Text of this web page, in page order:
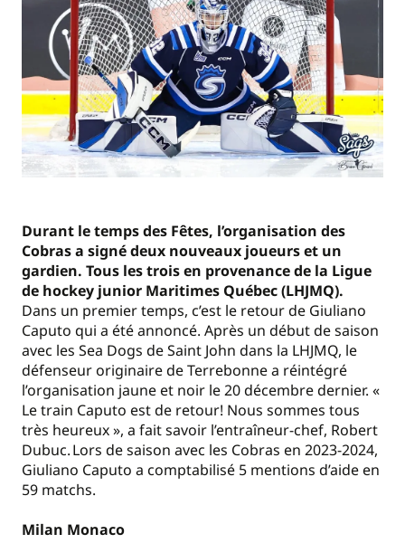
Durant le temps des Fêtes, l’organisation des
Cobras a signé deux nouveaux joueurs et un
gardien. Tous les trois en provenance de la Ligue
de hockey junior Maritimes Québec (LHJMQ).
Dans un premier temps, c’est le retour de Giuliano
Caputo qui a été annoncé. Après un début de saison
avec les Sea Dogs de Saint John dans la LHJMQ, le
défenseur originaire de Terrebonne a réintégré
l’organisation jaune et noir le 20 décembre dernier. «
Le train Caputo est de retour! Nous sommes tous
très heureux », a fait savoir l’entraîneur-chef, Robert
Dubuc. Lors de saison avec les Cobras en 2023-2024,
Giuliano Caputo a comptabilisé 5 mentions d’aide en
59 matchs.
Milan Monaco